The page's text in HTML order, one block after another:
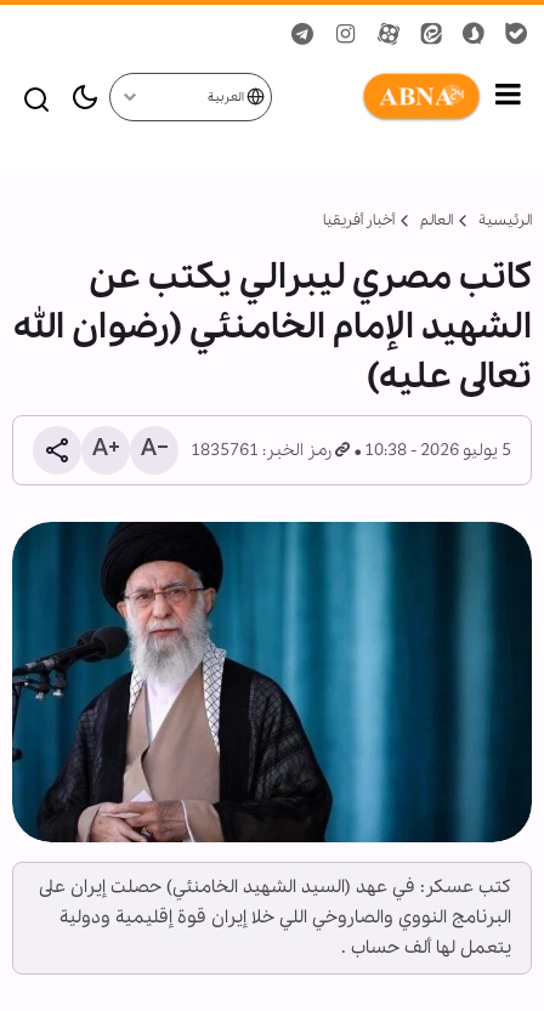
العربية
الرئيسية العالم أخبار أفريقيا
كاتب مصري ليبرالي يكتب عن
الشهيد الإمام الخامنئي (رضوان الله
تعالى عليه)
5 يوليو 2026 - 10:38 رمز الخبر: 1835761
كتب عسكر: في عهد (السيد الشهيد الخامنئي) حصلت إيران على
البرنامج النووي والصاروخي اللي خلا إيران قوة إقليمية ودولية
يتعمل لها ألف حساب .